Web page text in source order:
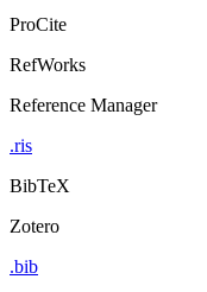
ProCite
RefWorks
Reference Manager
.ris
BibTeX
Zotero
.bib